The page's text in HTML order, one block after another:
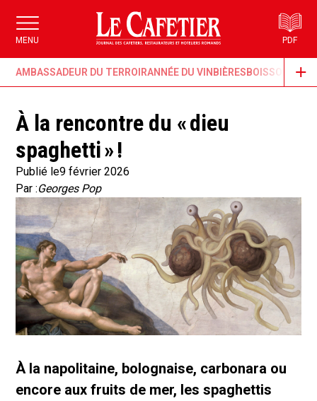
MENU PDF
AMBASSADEUR DU TERROIRANNÉE DU VINBIÈRESBOISSONS &
À la rencontre du « dieu
spaghetti » !
Publié le9 février 2026
Par :Georges Pop
À la napolitaine, bolognaise, carbonara ou
encore aux fruits de mer, les spaghettis